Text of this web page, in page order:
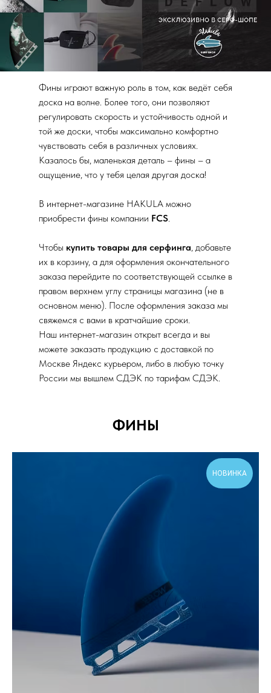
Фины играют важную роль в том, как ведёт себя
доска на волне. Более того, они позволяют
регулировать скорость и устойчивость одной и
той же доски, чтобы максимально комфортно
чувствовать себя в различных условиях.
Казалось бы, маленькая деталь – фины – а
ощущение, что у тебя целая другая доска!
В интернет-магазине HAKULA можно
приобрести фины компании FCS.
Чтобы купить товары для серфинга, добавьте
их в корзину, а для оформления окончательного
заказа перейдите по соответствующей ссылке в
правом верхнем углу страницы магазина (не в
основном меню). После оформления заказа мы
свяжемся с вами в кратчайшие сроки.
Наш интернет-магазин открыт всегда и вы
можете заказать продукцию с доставкой по
Москве Яндекс курьером, либо в любую точку
России мы вышлем СДЭК по тарифам СДЭК.
ФИНЫ
НОВИНКА